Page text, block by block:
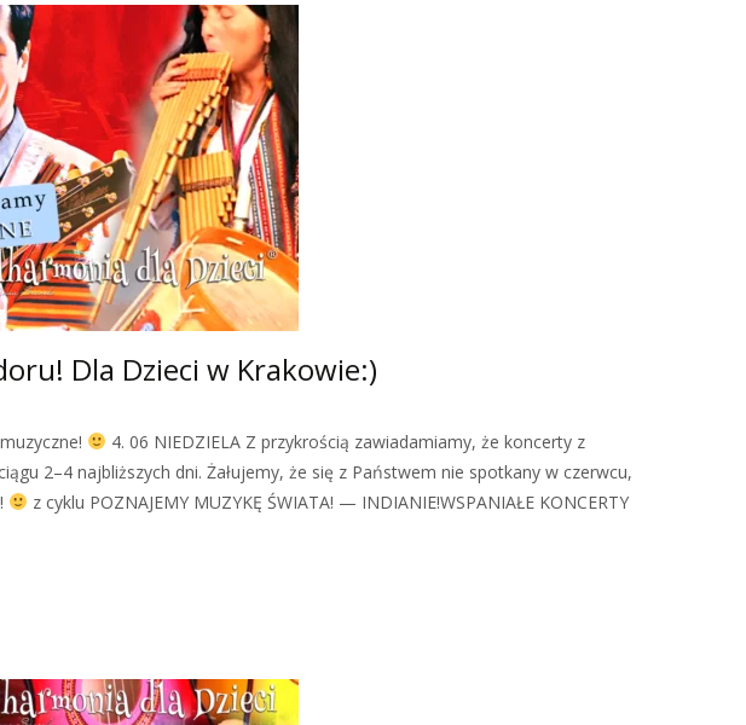
Dla Dzieci w Krakowie:)
4. 06 NIEDZIELA Z przykrością zawiadamiamy, że koncerty z
2–4 najbliższych dni. Żałujemy, że się z Państwem nie spotkany w czerwcu,
z cyklu POZNAJEMY MUZYKĘ ŚWIATA! — INDIANIE!WSPANIAŁE KONCERTY